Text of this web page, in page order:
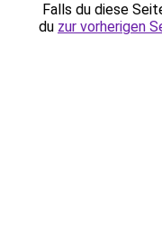
Falls du diese
du zur vorherigen